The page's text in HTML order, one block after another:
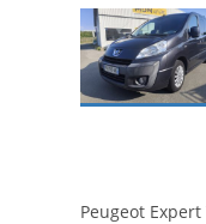
Peugeot Expert